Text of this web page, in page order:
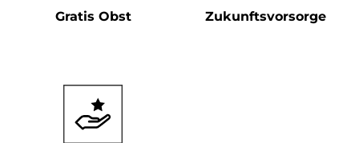
Gratis Obst Zukunftsvorsorge